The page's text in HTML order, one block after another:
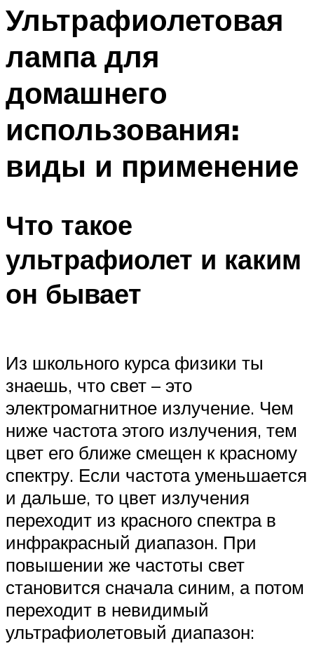
Ультрафиолетовая
лампа для
домашнего
использования:
виды и применение
Что такое
ультрафиолет и каким
он бывает
Из школьного курса физики ты
знаешь, что свет – это
электромагнитное излучение. Чем
ниже частота этого излучения, тем
цвет его ближе смещен к красному
спектру. Если частота уменьшается
и дальше, то цвет излучения
переходит из красного спектра в
инфракрасный диапазон. При
повышении же частоты свет
становится сначала синим, а потом
переходит в невидимый
ультрафиолетовый диапазон: